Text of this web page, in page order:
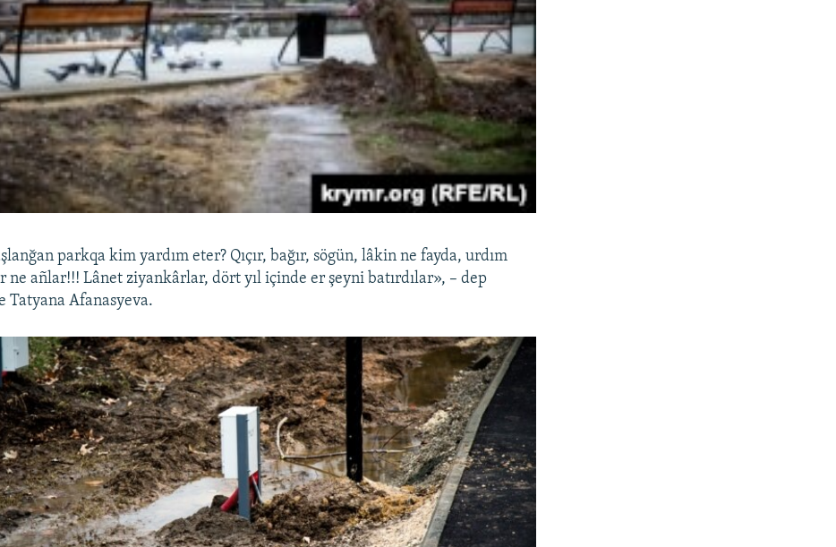
parkqa kim yardım eter? Qıçır, bağır, sögün, lâkin ne fayda, urdım
ne añlar!!! Lânet ziyankârlar, dört yıl içinde er şeyni batırdılar», – dep
Tatyana Afanasyeva.